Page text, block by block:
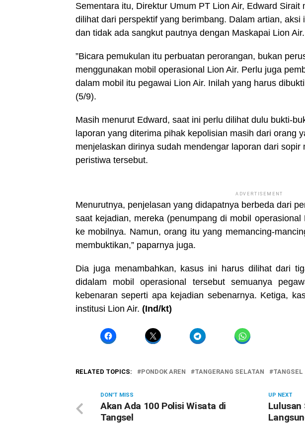
Sementara itu, Direktur Umum PT Lion Air, Edward
dilihat dari perspektif yang berimbang. Dalam artian,
dan tidak ada sangkut pautnya dengan Maskapai Lion Air.
”Bicara pemukulan itu perbuatan perorangan, bukan
menggunakan mobil operasional Lion Air. Perlu juga
dalam mobil itu pegawai Lion Air. Inilah yang harus
(5/9).
Masih menurut Edward, saat ini perlu dilihat dulu bukti-
laporan yang diterima pihak kepolisian masih dari orang
menjelaskan dirinya sudah mendengar laporan dari
peristiwa tersebut.
ADVERTISEMENT
Menurutnya, penjelasan yang didapatnya berbeda dari
saat kejadian, mereka (penumpang di mobil
ke mobilnya. Namun, orang itu yang memancing-
membuktikan,” paparnya juga.
Dia juga menambahkan, kasus ini harus dilihat dari
didalam mobil operasional tersebut semuanya
kebenaran seperti apa kejadian sebenarnya. Ketiga,
institusi Lion Air. (Ind/kt)
RELATED TOPICS: PONDOK AREN TANGERANG SELATAN TANGSEL
UP NEXT
Lulusan
DON'T MISS
Akan Ada 100 Polisi Wisata di
Tangsel